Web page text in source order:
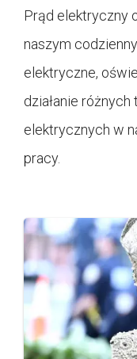
Prąd elektryczny
naszym
elektryczne,
działanie
elektrycznych w
pracy.